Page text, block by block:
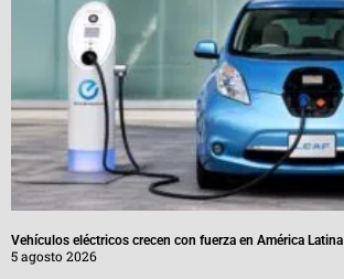
Vehículos eléctricos crecen con fuerza en América Latina
5 agosto 2026